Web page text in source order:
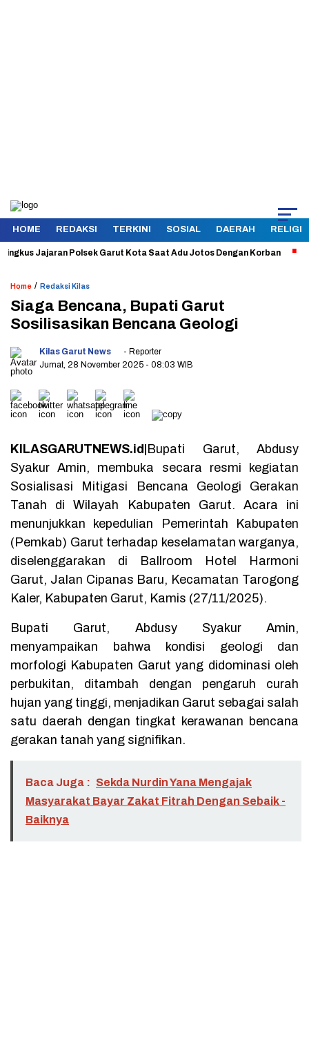
HOME REDAKSI TERKINI SOSIAL DAERAH RELIGI
Jajaran Polsek Garut Kota Saat Adu Jotos Dengan Korban Aman
Home / Redaksi Kilas
Siaga Bencana, Bupati Garut
Sosilisasikan Bencana Geologi
Kilas Garut News
- Reporter
Jumat, 28 November 2025 - 08:03 WIB
KILASGARUTNEWS.id| Bupati Garut, Abdusy
Syakur Amin, membuka secara resmi kegiatan
Sosialisasi Mitigasi Bencana Geologi Gerakan
Tanah di Wilayah Kabupaten Garut. Acara ini
menunjukkan kepedulian Pemerintah Kabupaten
(Pemkab) Garut terhadap keselamatan warganya,
diselenggarakan di Ballroom Hotel Harmoni
Garut, Jalan Cipanas Baru, Kecamatan Tarogong
Kaler, Kabupaten Garut, Kamis (27/11/2025).
Bupati Garut, Abdusy Syakur Amin,
menyampaikan bahwa kondisi geologi dan
morfologi Kabupaten Garut yang didominasi oleh
perbukitan, ditambah dengan pengaruh curah
hujan yang tinggi, menjadikan Garut sebagai salah
satu daerah dengan tingkat kerawanan bencana
gerakan tanah yang signifikan.
Baca Juga : Sekda Nurdin Yana Mengajak
Masyarakat Bayar Zakat Fitrah Dengan Sebaik -
Baiknya